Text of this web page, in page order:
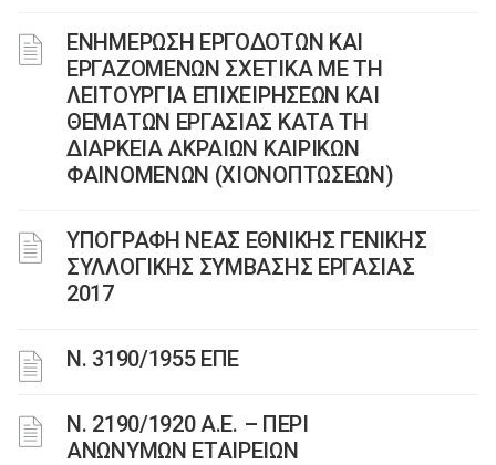
ΕΝΗΜΕΡΩΣΗ ΕΡΓΟΔΟΤΩΝ ΚΑΙ
ΕΡΓΑΖΟΜΕΝΩΝ ΣΧΕΤΙΚΑ ΜΕ ΤΗ
ΛΕΙΤΟΥΡΓΙΑ ΕΠΙΧΕΙΡΗΣΕΩΝ ΚΑΙ
ΘΕΜΑΤΩΝ ΕΡΓΑΣΙΑΣ ΚΑΤΑ ΤΗ
ΔΙΑΡΚΕΙΑ ΑΚΡΑΙΩΝ ΚΑΙΡΙΚΩΝ
ΦΑΙΝΟΜΕΝΩΝ (ΧΙΟΝΟΠΤΩΣΕΩΝ)
ΥΠΟΓΡΑΦΗ ΝΕΑΣ ΕΘΝΙΚΗΣ ΓΕΝΙΚΗΣ
ΣΥΛΛΟΓΙΚΗΣ ΣΥΜΒΑΣΗΣ ΕΡΓΑΣΙΑΣ
2017
Ν. 3190/1955 ΕΠΕ
Ν. 2190/1920 Α.Ε. – ΠΕΡΙ
ΑΝΩΝΥΜΩΝ ΕΤΑΙΡΕΙΩΝ